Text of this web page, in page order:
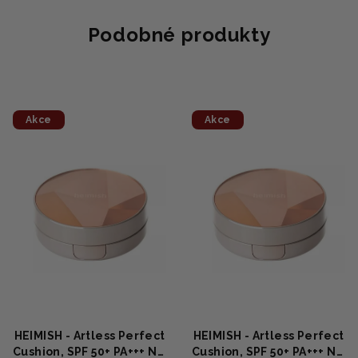
hvězdiček.
Podobné produkty
Akce
HEIMISH - Artless Perfect
Cushion, SPF 50+ PA+++ NO
Akce
HEIMISH - Artless Perfect
Cushion, SPF 50+ PA+++ NO